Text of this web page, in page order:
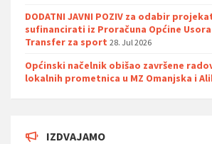
DODATNI JAVNI POZIV za odabir
sufinancirati iz Proračuna Općine Usora
Transfer za sport 28. Jul 2026
Općinski načelnik obišao završene
lokalnih prometnica u MZ Omanjska i
IZDVAJAMO